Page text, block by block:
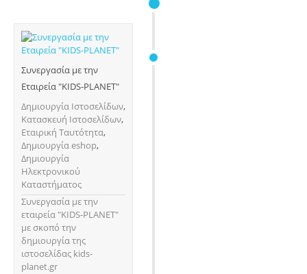
Συνεργασία με την
Εταιρεία "KIDS-PLANET"
Δημιουργία Ιστοσελίδων,
Κατασκευή Ιστοσελίδων,
Εταιρική Ταυτότητα,
Δημιουργία eshop,
Δημιουργία
Ηλεκτρονικού
Καταστήματος
Συνεργασία με την
εταιρεία "KIDS-PLANET"
με σκοπό την
δημιουργία της
ιστοσελίδας kids-
planet.gr